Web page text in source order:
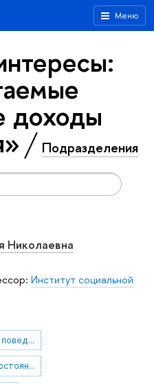
Меню
доходы
Подразделения
Николаевна
Институт социальной
потребительское поведение населения
экономика благосостояния